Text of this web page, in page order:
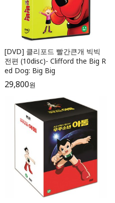
[DVD] 클리포드 빨간큰개 빅빅
전편 (10disc)- Clifford the Big R
ed Dog: Big Big
29,800원